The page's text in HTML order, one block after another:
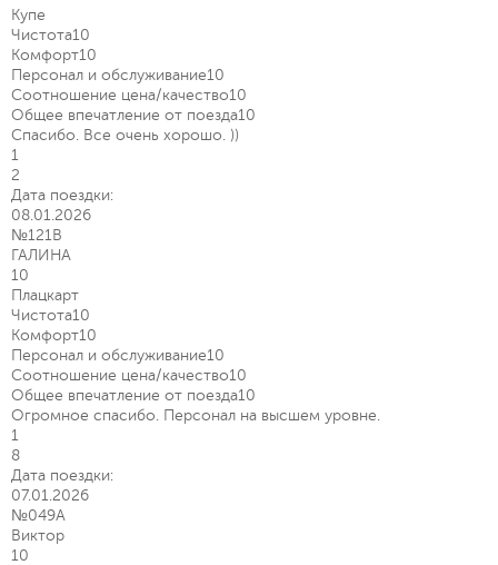
Купе
Чистота10
Комфорт10
Персонал и обслуживание10
Соотношение цена/качество10
Общее впечатление от поезда10
Спасибо. Все очень хорошо. ))
1
2
Дата поездки:
08.01.2026
№121В
ГАЛИНА
10
Плацкарт
Чистота10
Комфорт10
Персонал и обслуживание10
Соотношение цена/качество10
Общее впечатление от поезда10
Огромное спасибо. Персонал на высшем уровне.
1
8
Дата поездки:
07.01.2026
№049А
Виктор
10